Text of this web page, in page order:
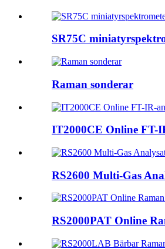
SR75C
Raman sonderar
IT2000CE Online FT-
RS2600 Multi-Gas
RS2000PAT Online